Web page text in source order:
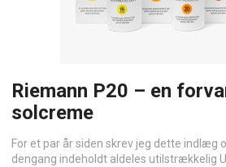
Riemann P20 – en
solcreme
For et par år siden skrev jeg dette indlæg
dengang indeholdt aldeles utilstrækkelig